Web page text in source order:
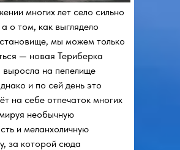
многих лет село сильно
о том, как выглядело
мы можем только
— новая Териберка
выросла на пепелище
и по сей день это
на себе отпечаток многих
необычную
и меланхоличную
за которой сюда